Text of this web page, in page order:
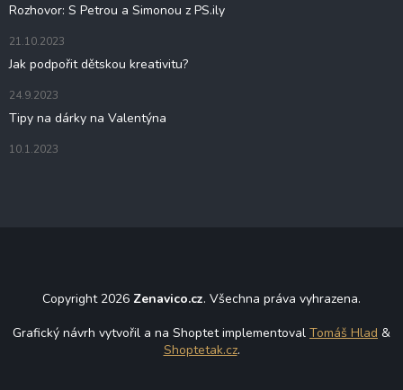
Rozhovor: S Petrou a Simonou z PS.ily
21.10.2023
Jak podpořit dětskou kreativitu?
24.9.2023
Tipy na dárky na Valentýna
10.1.2023
Copyright 2026 Zenavico.cz. Všechna práva vyhrazena.
Grafický návrh vytvořil a na Shoptet implementoval Tomáš Hlad &
Shoptetak.cz.